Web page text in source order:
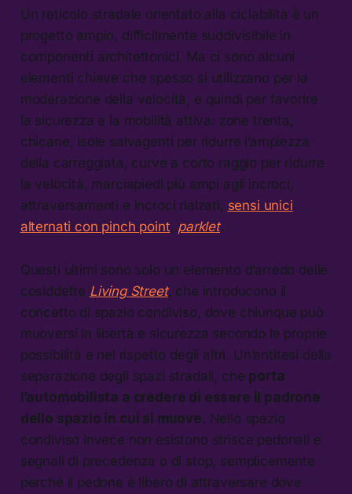
Un reticolo stradale orientato alla ciclabilità è un
progetto ampio, difficilmente suddivisibile in
componenti architettonici. Ma ci sono alcuni
elementi chiave che spesso si utilizzano per la
moderazione della velocità, e quindi per favorire
la sicurezza e la mobilità attiva: zone trenta,
chicane, isole salvagenti per ridurre l’ampiezza
della carreggiata, curve a corto raggio per ridurre
la velocità, marciapiedi più ampi agli incroci,
attraversamenti e incroci rialzati, sensi unici
alternati con pinch point parklet.
Questi ultimi sono solo un elemento d’arredo delle
cosiddette Living Street, che introducono il
concetto di spazio condiviso, dove chiunque può
muoversi in libertà e sicurezza secondo le proprie
possibilità e nel rispetto degli altri. Un’antitesi della
separazione degli spazi stradali, che porta
l’automobilista a credere di essere il padrone
dello spazio in cui si muove. Nello spazio
condiviso invece non esistono strisce pedonali e
segnali di precedenza o di stop, semplicemente
perché il pedone è libero di attraversare dove